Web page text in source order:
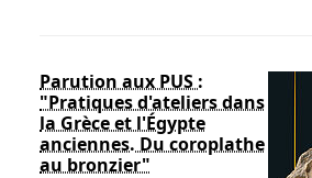
Parution aux PUS :
"Pratiques d'ateliers dans
la Grèce et l'Égypte
anciennes. Du coroplathe
au bronzier"